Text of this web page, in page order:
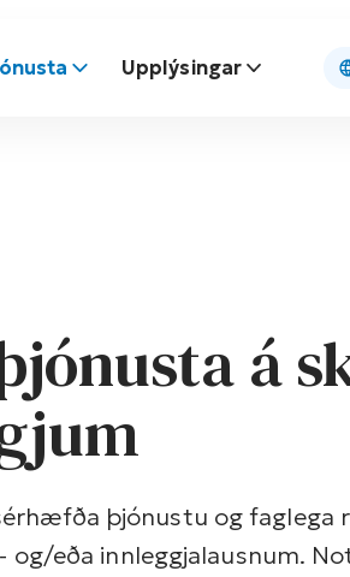
Upplýsingar
á
þjónustu og faglega
og/eða innleggjalausnum.